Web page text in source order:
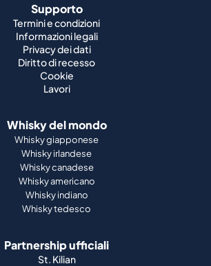
Supporto
Termini e condizioni
Informazioni legali
Privacy dei dati
Diritto di recesso
Cookie
Lavori
Whisky del mondo
Whisky giapponese
Whisky irlandese
Whisky canadese
Whisky americano
Whisky indiano
Whisky tedesco
Partnership ufficiali
St. Kilian